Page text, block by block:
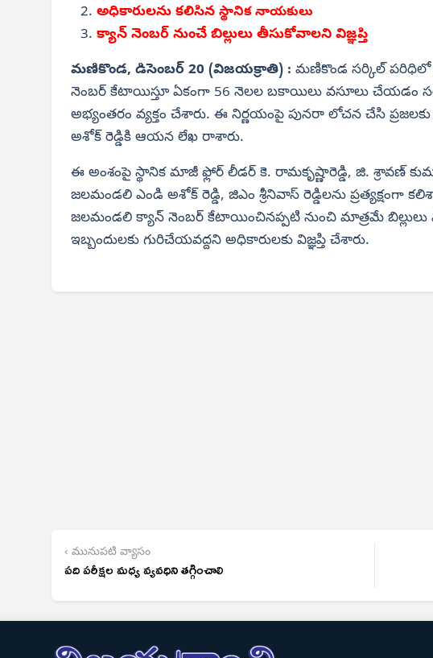
అధికారులను కలిసిన స్థానిక నాయకులు
క్యాన్ నెంబర్ నుంచే బిల్లులు తీసుకోవాలని విజ్ఞప్తి
మణికొండ, డిసెంబర్ 20 (విజయక్రాతి) : మణికొండ సర్కిల్
నెంబర్ కేటాయిస్తూ ఏకంగా 56 నెలల బకాయిలు వసూలు చేయడం
అభ్యంతరం వ్యక్తం చేశారు. ఈ నిర్ణయంపై పునరా లోచన చేసి
అశోక్ రెడ్డికి ఆయన లేఖ రాశారు.
ఈ అంశంపై స్థానిక మాజీ ఫ్లోర్ లీడర్ కె. రామకృష్ణారెడ్డి, జి. శ్రావణ్
జలమండలి ఎండి అశోక్ రెడ్డి, జిఎం శ్రీనివాస్ రెడ్డిలను ప్రత్యక్షంగా
జలమండలి క్యాన్ నెంబర్ కేటాయించినప్పటి నుంచి మాత్రమే
ఇబ్బందులకు గురిచేయవద్దని అధికారులకు విజ్ఞప్తి చేశారు.
‹ మునుపటి వ్యాసం
పది పరీక్షల మధ్య వ్యవధిని తగ్గించాలి